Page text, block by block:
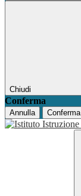
Chiudi
Conferma
Annulla Conferma